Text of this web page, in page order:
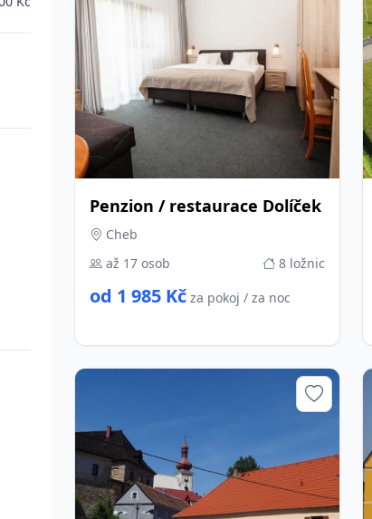
Penzion / restaurace Dolíček
Cheb
až 17 osob
8 ložnic
od 1 985 Kč za pokoj / za noc